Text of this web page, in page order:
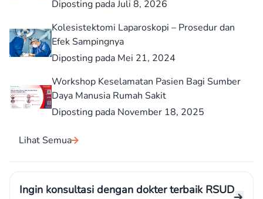
Diposting pada Juli 8, 2026
Kolesistektomi Laparoskopi – Prosedur dan
Efek Sampingnya
Diposting pada Mei 21, 2024
Workshop Keselamatan Pasien Bagi Sumber
Daya Manusia Rumah Sakit
Diposting pada November 18, 2025
Lihat Semua
Ingin konsultasi dengan dokter terbaik RSUD